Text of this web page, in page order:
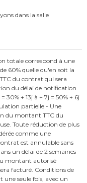
dans la salle
totale correspond à une
60% quelle qu'en soit la
du contrat qui sera
du délai de notification
30% + 13j à + 7j = 50% + 6j
partielle - Une
du montant TTC du
Toute réduction de plus
comme une
est annulable sans
un délai de 2 semaines
montant autorisé
facturé. Conditions de
seule fois, avec un